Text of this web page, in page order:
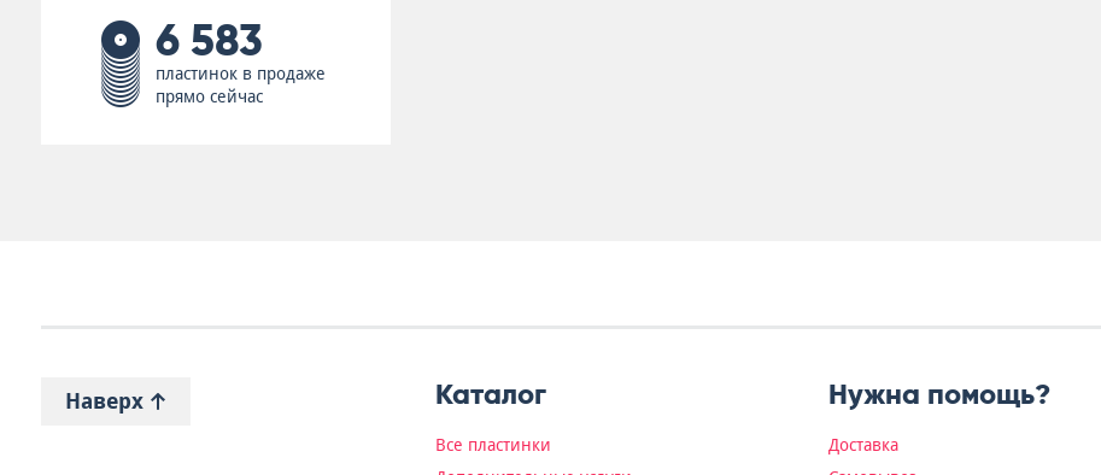
6 583
пластинок в продаже
прямо сейчас
Наверх Каталог
Все пластинки
Нужна помощь?
Доставка